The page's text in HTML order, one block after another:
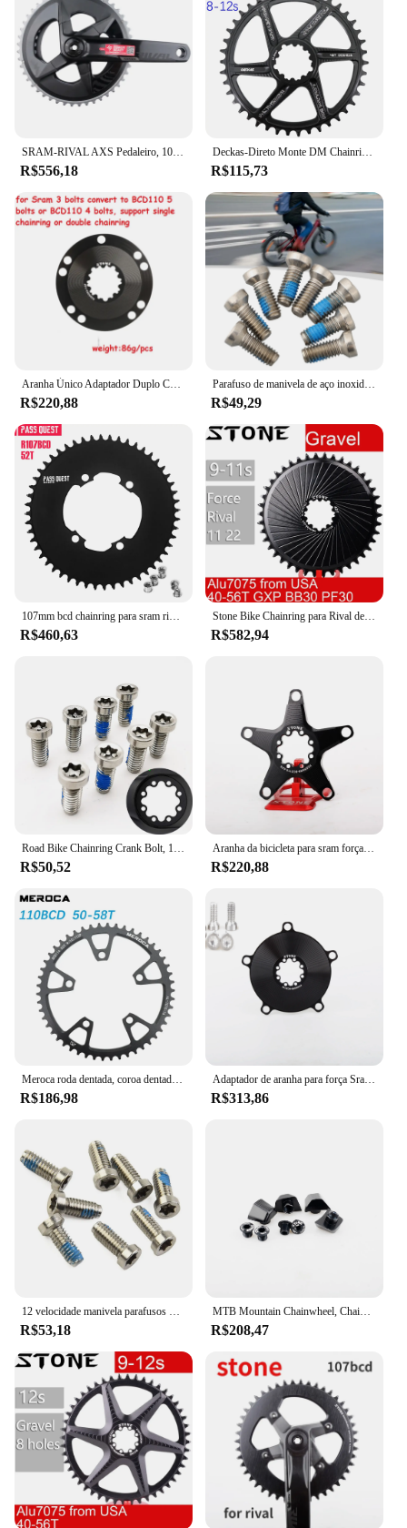
R$556,18
Deckas-Direto Monte DM Chainring, Placa de Dente Oco para Sram Road Bike, Cascalho Rival Força 11, 22, 40, 42, 44, 46
R$115,73
R$220,88
Parafuso de manivela de aço inoxidável para Road Bike Chainring, 12 velocidades, 8PCs Acessórios, Sram, QUARQ, Rival, AXS Force, Vermelho, 2, 2, 4
R$49,29
R$460,63
Stone Bike Chainring para Rival de cascalho, montagem direta redonda, DM Chainwheel para Sram Road Bike 9-11S, Force 11, 22
R$582,94
R$50,52
Aranha da bicicleta para sram força vermelha rival axs 12 velocidade estrada bicicleta chainring adaptador para bcd110 5 parafusos
R$220,88
Meroca roda dentada, coroa dentada para bicicleta de estrada, 110 bcd force vermelha rival s350 s900 50 52 54 56 58t para sram cx cascalho quarq 5 braços bcd
R$186,98
Adaptador de aranha para força Sram, Rival vermelho AXS QURAQ, 8 parafusos para BCD130 Single ou Double Chainring
R$313,86
12 velocidade manivela parafusos para sram quarq, 8 peças, peças de aço inoxidável, eixo, axs força, cor vermelha
R$53,18
MTB Mountain Chainwheel, Chainring redondo de pedra, Sram Rival AXS, Flattop Crankset 107 Bcd, 34-60T, 107 BCD
R$208,47